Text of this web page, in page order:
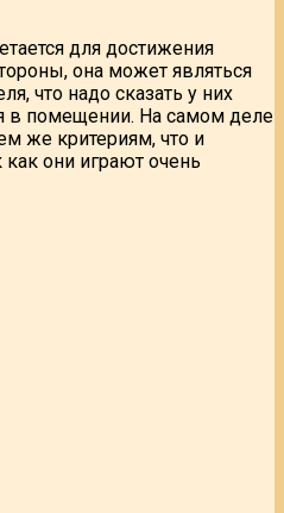
для достижения
она может являться
что надо сказать у них
в помещении. На самом деле
же критериям, что и
они играют очень